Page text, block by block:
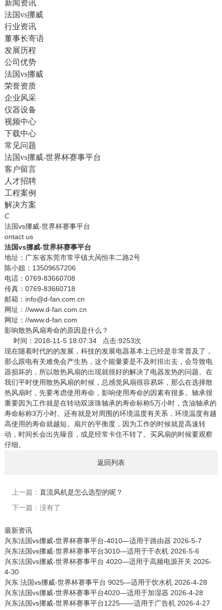
新闻资讯
法国vs挪威
行业资讯
董事长寄语
发展历程
公司优势
法国vs挪威
荣誉资质
企业风采
仪器设备
视频中心
下载中心
常见问题
法国vs挪威-世界杯赛事平台
客户留言
人才招聘
工程案例
解决方案
C
法国vs挪威-世界杯赛事平台
ontact us
法国vs挪威-世界杯赛事平台
地址：广东省东莞市常平镇大呙恒丰二路2号
陈小姐：13509657206
电话：0769-83660708
传真：0769-83660718
邮箱：info@d-fan.com.cn
网址：//www.d-fan.com.cn
网址：//www.d-fan.com
影响散热风扇寿命的原因是什么？
时间：2018-11-5 18:07:34 点击:9253次
现在随着时代的的发展，科技的发展电器基本上已经是非常普及了，
那么跟电有关难免会产生热，这个能量要是不及时排出去，会导致电
器损坏的，所以散热风扇的出现就很好的解决了电器发热的问题。在
我们平时使用散热风扇的时候，总感觉风扇很容易坏，那么在选择散
热风扇时，先要考虑使用寿命，影响使用寿命的因素有很多。轴承很
重要因为工作就是在转动双滚珠轴承的寿命标称5万小时，含油轴承的
寿命标称3万小时。还有就是对周围的环境温度有关系，环境温度有越
高使用的寿命就越短。扇片的平衡度，因为工作的时候就是高速转
动，时间长会出先噪音，或是经常卡住不转了。买风扇的时候要观察
仔细。
返回列表
上一篇： 直流风机是怎么选型的呢？
下一篇：没有了
最新资讯
兴东法国vs挪威-世界杯赛事平台-4010—适用于路由器 2026-5-7
兴东法国vs挪威-世界杯赛事平台3010—适用于干衣机 2026-5-6
兴东法国vs挪威-世界杯赛事平台 4020—适用于高频电源开关 2026-
4-30
兴东 法国vs挪威-世界杯赛事平台 9025—适用于饮水机 2026-4-28
兴东法国vs挪威-世界杯赛事平台4020—适用于加湿器 2026-4-28
兴东法国vs挪威-世界杯赛事平台1225——适用于广告机 2026-4-27